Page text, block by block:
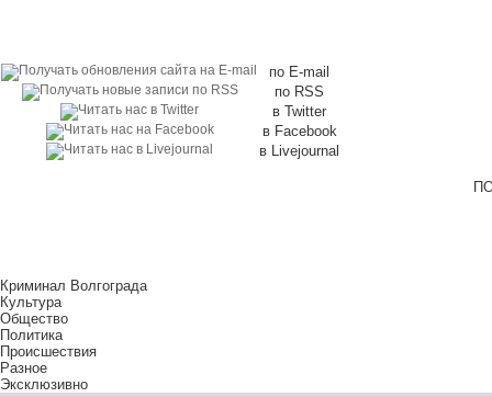
по E-mail
по RSS
в Twitter
в Facebook
в Livejournal
Криминал Волгограда
Культура
Общество
Политика
Происшествия
Разное
Эксклюзивно